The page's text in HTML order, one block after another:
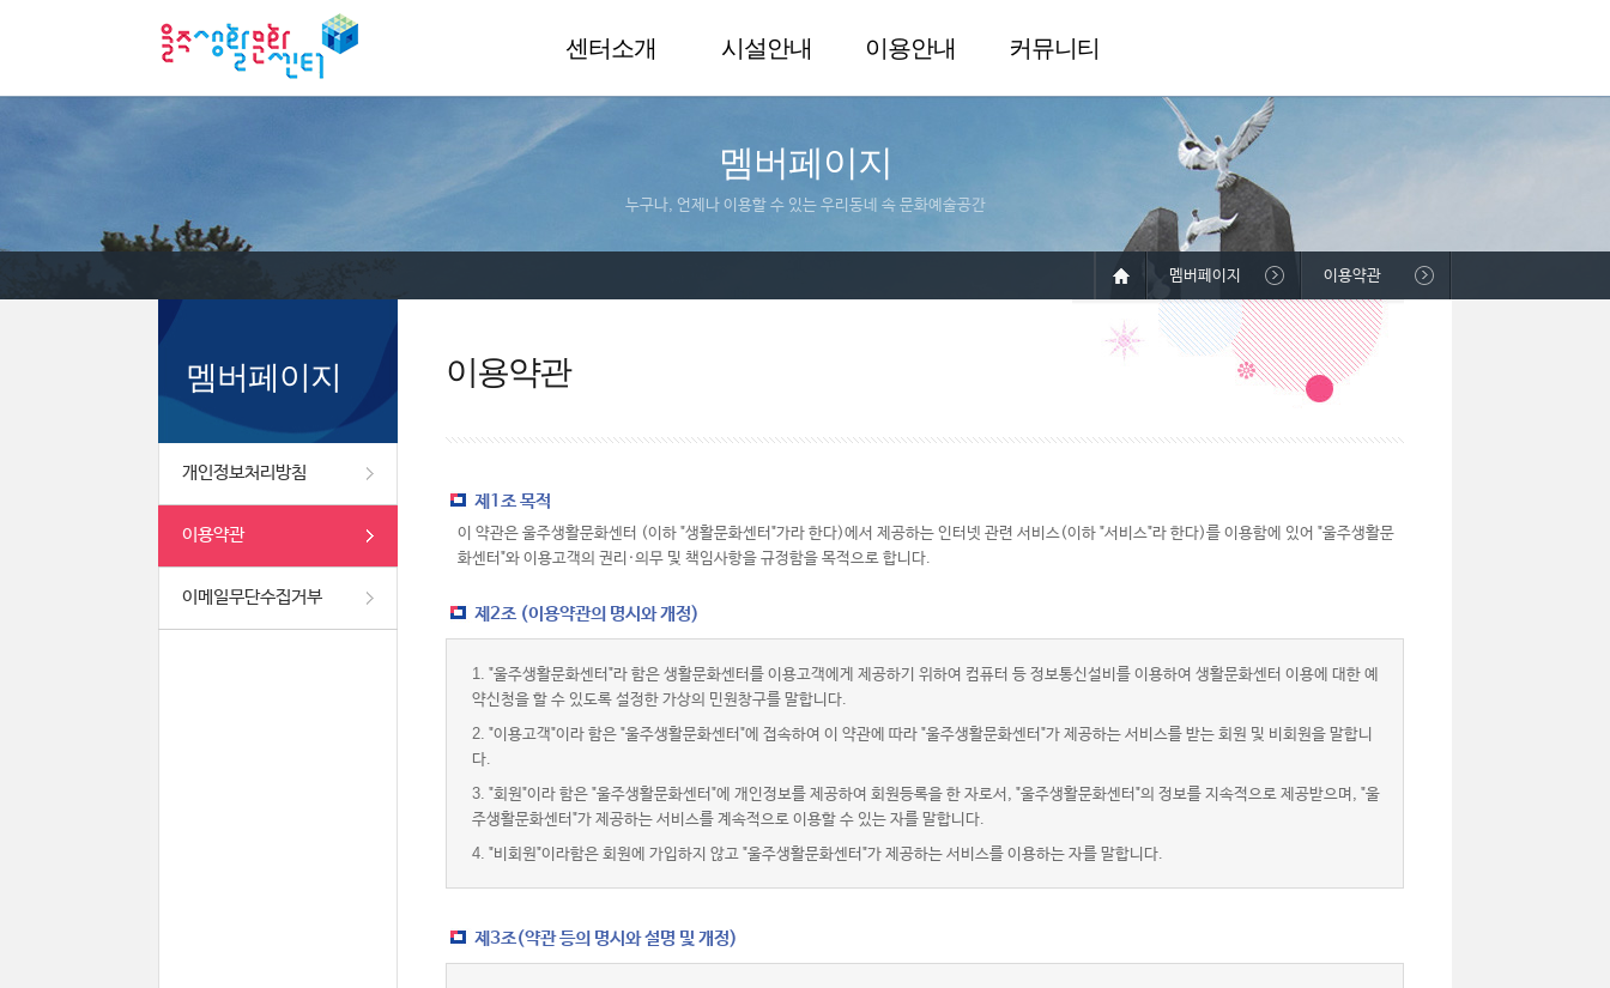
센터소개 시설안내 이용안내 커뮤니티
멤버페이지
누구나, 언제나 이용할 수 있는 우리동네 속 문화예술공간
멤버페이지
개인정보처리방침
이용약관
이메일무단수집거부
멤버페이지 이용약관
이용약관
제1조 목적
이 약관은 울주생활문화센터 (이하 "생활문화센터"가라 한다)에서 제공하는 인터넷 관련 서비스(이하 "서비스"라 한다)를 이용함에 있어 "울주생활문
화센터"와 이용고객의 권리·의무 및 책임사항을 규정함을 목적으로 합니다.
제2조 (이용약관의 명시와 개정)
1. "울주생활문화센터"라 함은 생활문화센터를 이용고객에게 제공하기 위하여 컴퓨터 등 정보통신설비를 이용하여 생활문화센터 이용에 대한 예
약신청을 할 수 있도록 설정한 가상의 민원창구를 말합니다.
2. "이용고객"이라 함은 "울주생활문화센터"에 접속하여 이 약관에 따라 "울주생활문화센터"가 제공하는 서비스를 받는 회원 및 비회원을 말합니
다.
3. "회원"이라 함은 "울주생활문화센터"에 개인정보를 제공하여 회원등록을 한 자로서, "울주생활문화센터"의 정보를 지속적으로 제공받으며, "울
주생활문화센터"가 제공하는 서비스를 계속적으로 이용할 수 있는 자를 말합니다.
4. "비회원"이라함은 회원에 가입하지 않고 "울주생활문화센터"가 제공하는 서비스를 이용하는 자를 말합니다.
제3조(약관 등의 명시와 설명 및 개정)